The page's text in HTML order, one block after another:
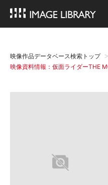
映像作品データベース検索トップ
映像資料情報：仮面ライダーTHE